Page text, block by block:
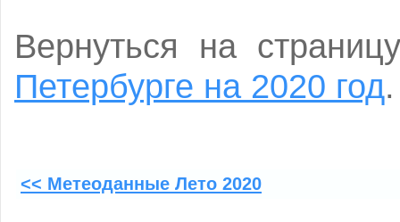
Вернуться на
Петербурге на 2020 год.
<< Метеоданные Лето 2020